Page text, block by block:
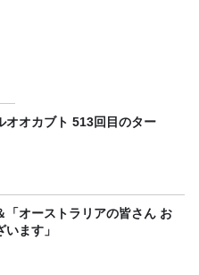
オオカブト 513回目のター
「オーストラリアの皆さん お
います」